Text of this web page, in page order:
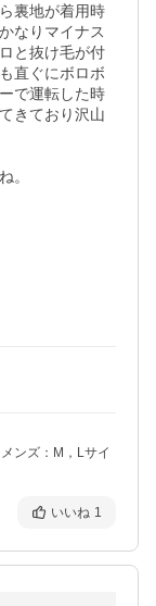
裏地が着用時
なりマイナス
と抜け毛が付
直ぐにボロボ
で運転した時
きており沢山
ね。
ンズ：M，Lサイ
いいね 1